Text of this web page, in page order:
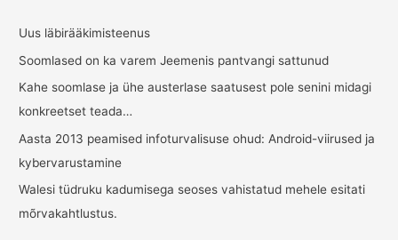
Uus läbirääkimisteenus
Soomlased on ka varem Jeemenis pantvangi sattunud
Kahe soomlase ja ühe austerlase saatusest pole senini midagi
konkreetset teada…
Aasta 2013 peamised infoturvalisuse ohud: Android-viirused ja
kybervarustamine
Walesi tüdruku kadumisega seoses vahistatud mehele esitati
mõrvakahtlustus.